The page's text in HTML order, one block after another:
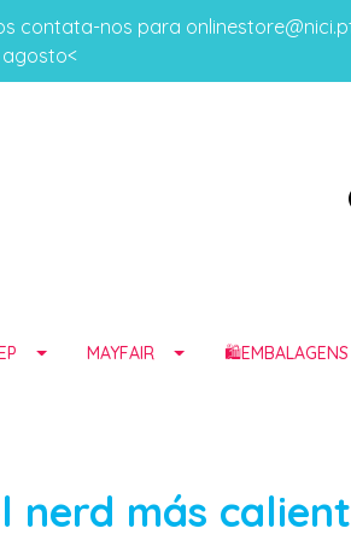
contata-nos para
agosto<
MAYFAIR
nerd más